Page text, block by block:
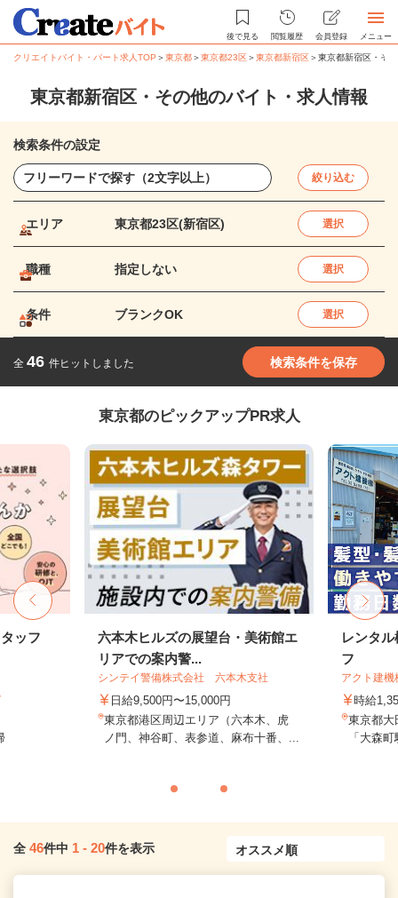
後で見る 閲覧履歴 会員登録 メニュー
クリエイトバイト・パート求人TOP ＞東京都＞東京都23区＞東京都新宿区＞東京都新宿区・そ
東京都新宿区・その他のバイト・求人情報
検索条件の設定
絞り込む
エリア 東京都23区(新宿区) 選択
職種 指定しない 選択
条件 ブランクOK 選択
全 46 件ヒットしました 検索条件を保存
東京都のピックアップPR求人
ッフ
六本木ヒルズの展望台・美術館エ
リアでの案内警...
シンテイ警備株式会社 六本木支社
日給9,500円〜15,000円
東京都港区周辺エリア（六本木、虎
ノ門、神谷町、表参道、麻布十番、...
レンタ
フ
アクト建機
時給
東京都大
「大森
全 46件中 1 - 20件を表示